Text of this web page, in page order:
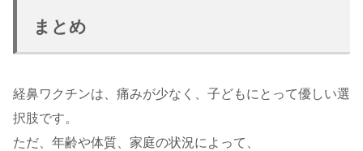
まとめ
経鼻ワクチンは、痛みが少なく、子どもにとって優しい選
択肢です。
ただ、年齢や体質、家庭の状況によって、